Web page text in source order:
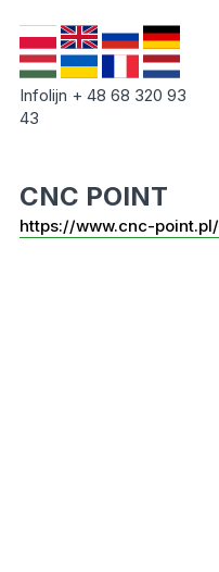
Infolijn + 48 68 320 93
43
CNC POINT
https://www.cnc-point.pl/